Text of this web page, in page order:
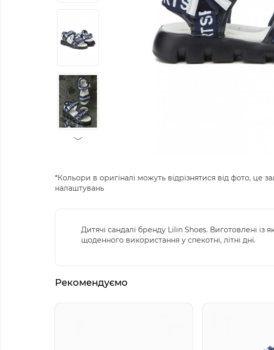
*Кольори в оригіналі можуть відрізнятися від фото, це
налаштувань
Дитячі сандалі бренду Lilin Shoes. Виготовлені із
щоденного використання у спекотні, літні дні.
Рекомендуємо